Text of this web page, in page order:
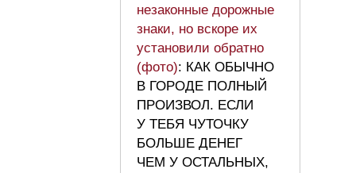
незаконные дорожные
знаки, но вскоре их
установили обратно
(фото): КАК ОБЫЧНО
В ГОРОДЕ ПОЛНЫЙ
ПРОИЗВОЛ. ЕСЛИ
У ТЕБЯ ЧУТОЧКУ
БОЛЬШЕ ДЕНЕГ
ЧЕМ У ОСТАЛЬНЫХ,